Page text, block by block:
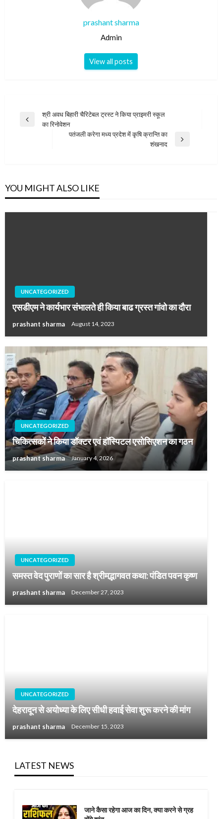
prashant sharma
Admin
View all posts
Post
navigation
Previous
श्री अवध बिहारी चैरिटेबल ट्रस्ट ने किया प्राइमरी स्कूल
का रिनोवेशन
पतंजली करेगा मध्य प्रदेश में कृषि क्रान्ति का
शंखनाद
YOU MIGHT ALSO LIKE
UNCATEGORIZED
एसडीएम ने कार्यभार संभालते ही किया बाढ ग्रस्त गांवो का दौरा
prashant sharma August 14, 2023
UNCATEGORIZED
चिकित्सकों ने किया डॉक्टर एवं हॉस्पिटल एसोसिएशन का गठन
prashant sharma January 4, 2026
UNCATEGORIZED
समस्त वेद पुराणों का सार है श्रीमद्भागवत कथा: पंडित पवन कृष्ण
prashant sharma December 27, 2023
UNCATEGORIZED
देहरादून से अयोध्या के लिए सीधी हवाई सेवा शुरू करने की मांग
prashant sharma December 15, 2023
LATEST NEWS
जाने कैसा रहेगा आज का दिन, क्या करने से ग्रह